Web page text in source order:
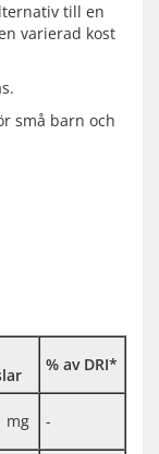
till en
varierad kost
små barn och
% av DRI*
mg -